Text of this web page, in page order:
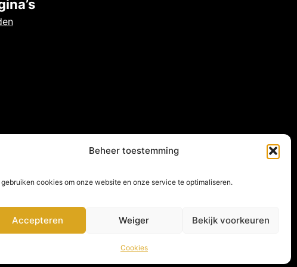
Beheer toestemming
gebruiken cookies om onze website en onze service te optimaliseren.
Accepteren Weiger Bekijk voorkeuren
Cookies
Betuwestraat 47, 4005 AR Tiel
+316-11 340 533
YouTube